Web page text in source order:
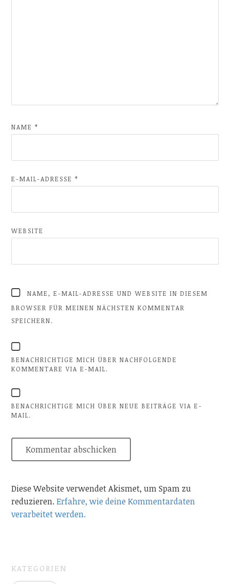
NAME*
E-MAIL-ADRESSE*
WEBSITE
NAME, E-MAIL-ADRESSE UND WEBSITE IN DIESEM
BROWSER FÜR MEINEN NÄCHSTEN KOMMENTAR
SPEICHERN.
BENACHRICHTIGE MICH ÜBER NACHFOLGENDE
KOMMENTARE VIA E-MAIL.
BENACHRICHTIGE MICH ÜBER NEUE BEITRÄGE VIA E-
MAIL.
Diese Website verwendet Akismet, um Spam zu
reduzieren.Erfahre, wie deine Kommentardaten
verarbeitet werden.
KATEGORIEN